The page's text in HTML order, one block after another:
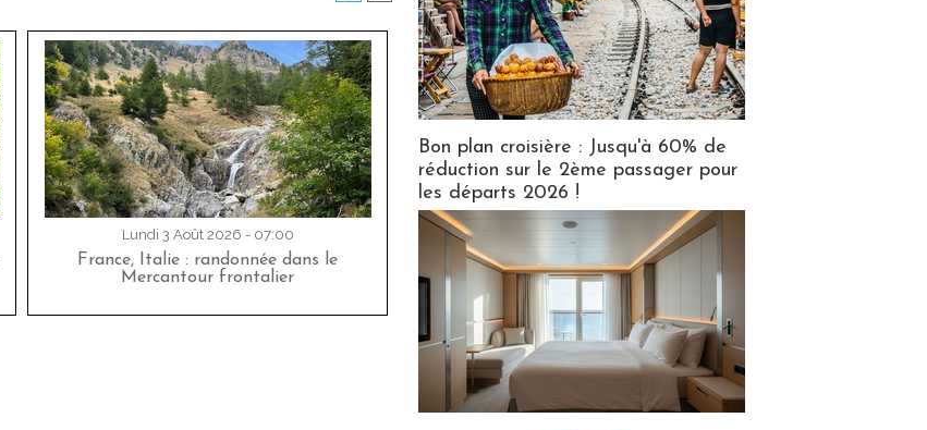
Lundi 3 Août 2026 - 07:00
France, Italie : randonnée dans le
Mercantour frontalier
Bon plan croisière : Jusqu'à 60% de
réduction sur le 2ème passager pour
les départs 2026 !